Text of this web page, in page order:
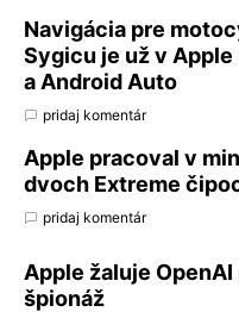
Navigácia pre
Sygicu je už v Apple
a Android Auto
pridaj komentár
Apple pracoval v
dvoch Extreme
pridaj komentár
Apple žaluje
špionáž